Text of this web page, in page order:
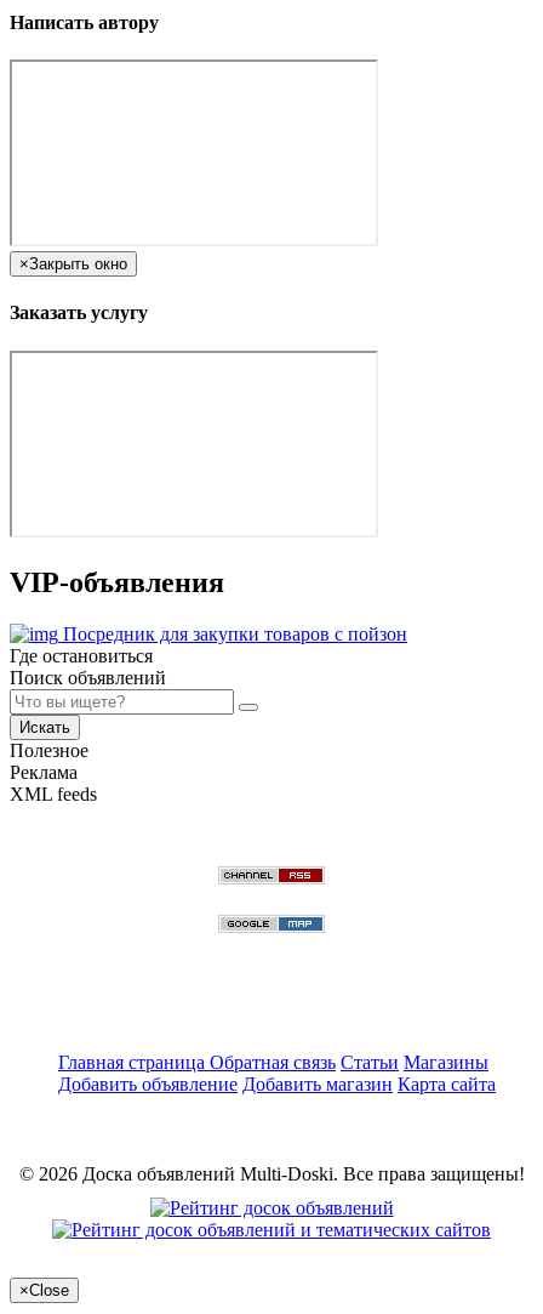
Написать автору
×Закрыть окно
Заказать услугу
VIP-объявления
Посредник для закупки товаров с пойзон
Где остановиться
Поиск объявлений
Искать
Полезное
Реклама
XML feeds
Главная страница Обратная связь Статьи Магазины
Добавить объявление Добавить магазин Карта сайта
© 2026 Доска объявлений Multi-Doski. Все права защищены!
×Close